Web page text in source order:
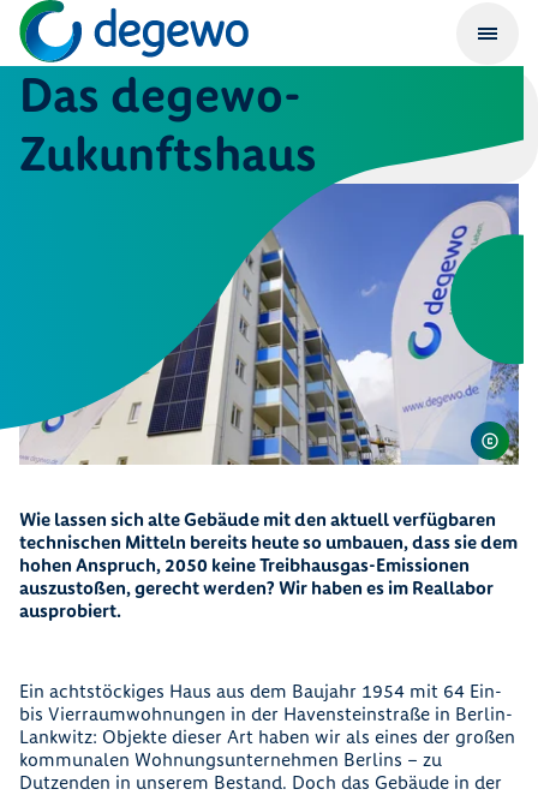
Das degewo-
Zukunftshaus
Wie lassen sich alte Gebäude mit den aktuell verfügbaren
technischen Mitteln bereits heute so umbauen, dass sie dem
hohen Anspruch, 2050 keine Treibhausgas-Emissionen
auszustoßen, gerecht werden? Wir haben es im Reallabor
ausprobiert.
Ein achtstöckiges Haus aus dem Baujahr 1954 mit 64 Ein-
bis Vierraumwohnungen in der Havensteinstraße in Berlin-
Lankwitz: Objekte dieser Art haben wir als eines der großen
kommunalen Wohnungsunternehmen Berlins – zu
Dutzenden in unserem Bestand. Doch das Gebäude in der